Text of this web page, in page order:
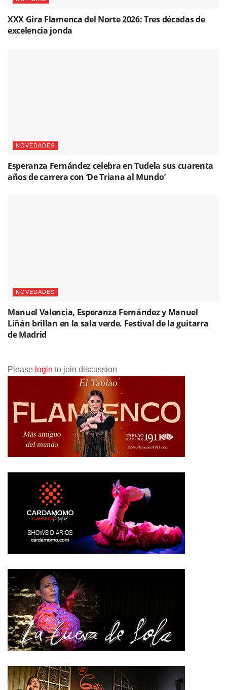
XXX Gira Flamenca del Norte 2026: Tres décadas de
excelencia jonda
NOVEDADES
Esperanza Fernández celebra en Tudela sus cuarenta
años de carrera con ‘De Triana al Mundo’
NOVEDADES
Manuel Valencia, Esperanza Fernández y Manuel
Liñán brillan en la sala verde. Festival de la guitarra
de Madrid
Please login to join discussion